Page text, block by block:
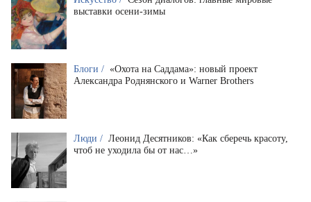
выставки осени-зимы
Блоги / «Охота на Саддама»: новый проект
Александра Роднянского и Warner Brothers
Люди / Леонид Десятников: «Как сберечь красоту,
чтоб не уходила бы от нас…»